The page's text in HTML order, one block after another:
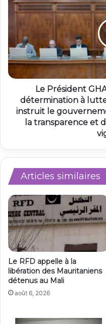
Le Président
détermination à
instruit le
la transparence et
Articles similaires
Le RFD appelle à la
libération des Mauritaniens
détenus au Mali
août 6, 2026